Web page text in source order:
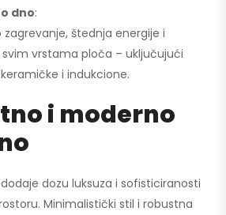
dno:
štednja energije i
vrstama ploča – uključujući
i indukcione.
i moderno
dozu luksuza i sofisticiranosti
Minimalistički stil i robustna